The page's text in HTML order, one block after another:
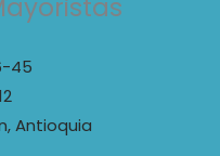
45
Antioquia